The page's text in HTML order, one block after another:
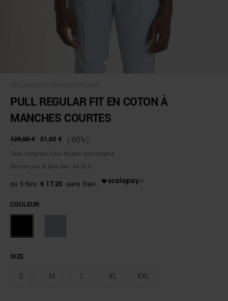
PULL REGULAR FIT EN COTON À
MANCHES COURTES
129,00 € 51,60 € (-60%)
Taxe comprise, frais de port non compris
Dernier prix le plus bas: 64,50 €
€ 17.20
COULEUR
SIZE
S M L XL XXL